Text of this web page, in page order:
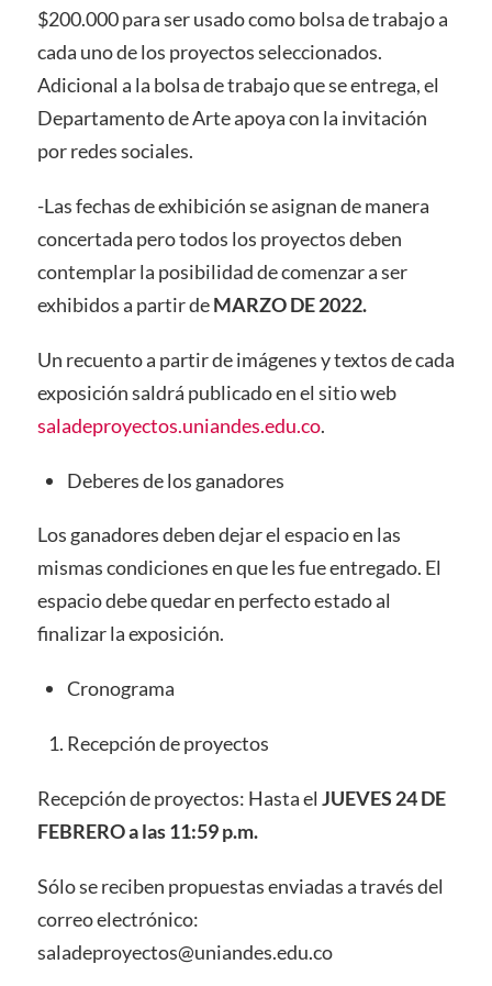
$200.000 para ser usado como bolsa de trabajo a
cada uno de los proyectos seleccionados.
Adicional a la bolsa de trabajo que se entrega, el
Departamento de Arte apoya con la invitación
por redes sociales.
-Las fechas de exhibición se asignan de manera
concertada pero todos los proyectos deben
contemplar la posibilidad de comenzar a ser
exhibidos a partir deMARZO DE 2022.
Un recuento a partir de imágenes y textos de cada
exposición saldrá publicado en el sitio web
saladeproyectos.uniandes.edu.co.
Deberes de los ganadores
Los ganadores deben dejar el espacio en las
mismas condiciones en que les fue entregado. El
espacio debe quedar en perfecto estado al
finalizar la exposición.
Cronograma
Recepción de proyectos
Recepción de proyectos: Hasta el JUEVES 24 DE
FEBRERO a las 11:59 p.m.
Sólo se reciben propuestas enviadas a través del
correo electrónico:
saladeproyectos@uniandes.edu.co